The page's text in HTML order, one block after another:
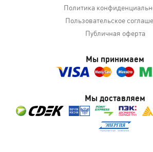
Политика
Пользовательское
Публичная оферта
Мы принимаем
Мы доставляем